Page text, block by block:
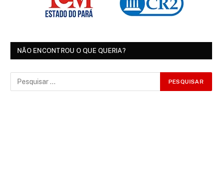
NÃO ENCONTROU O QUE QUERIA?